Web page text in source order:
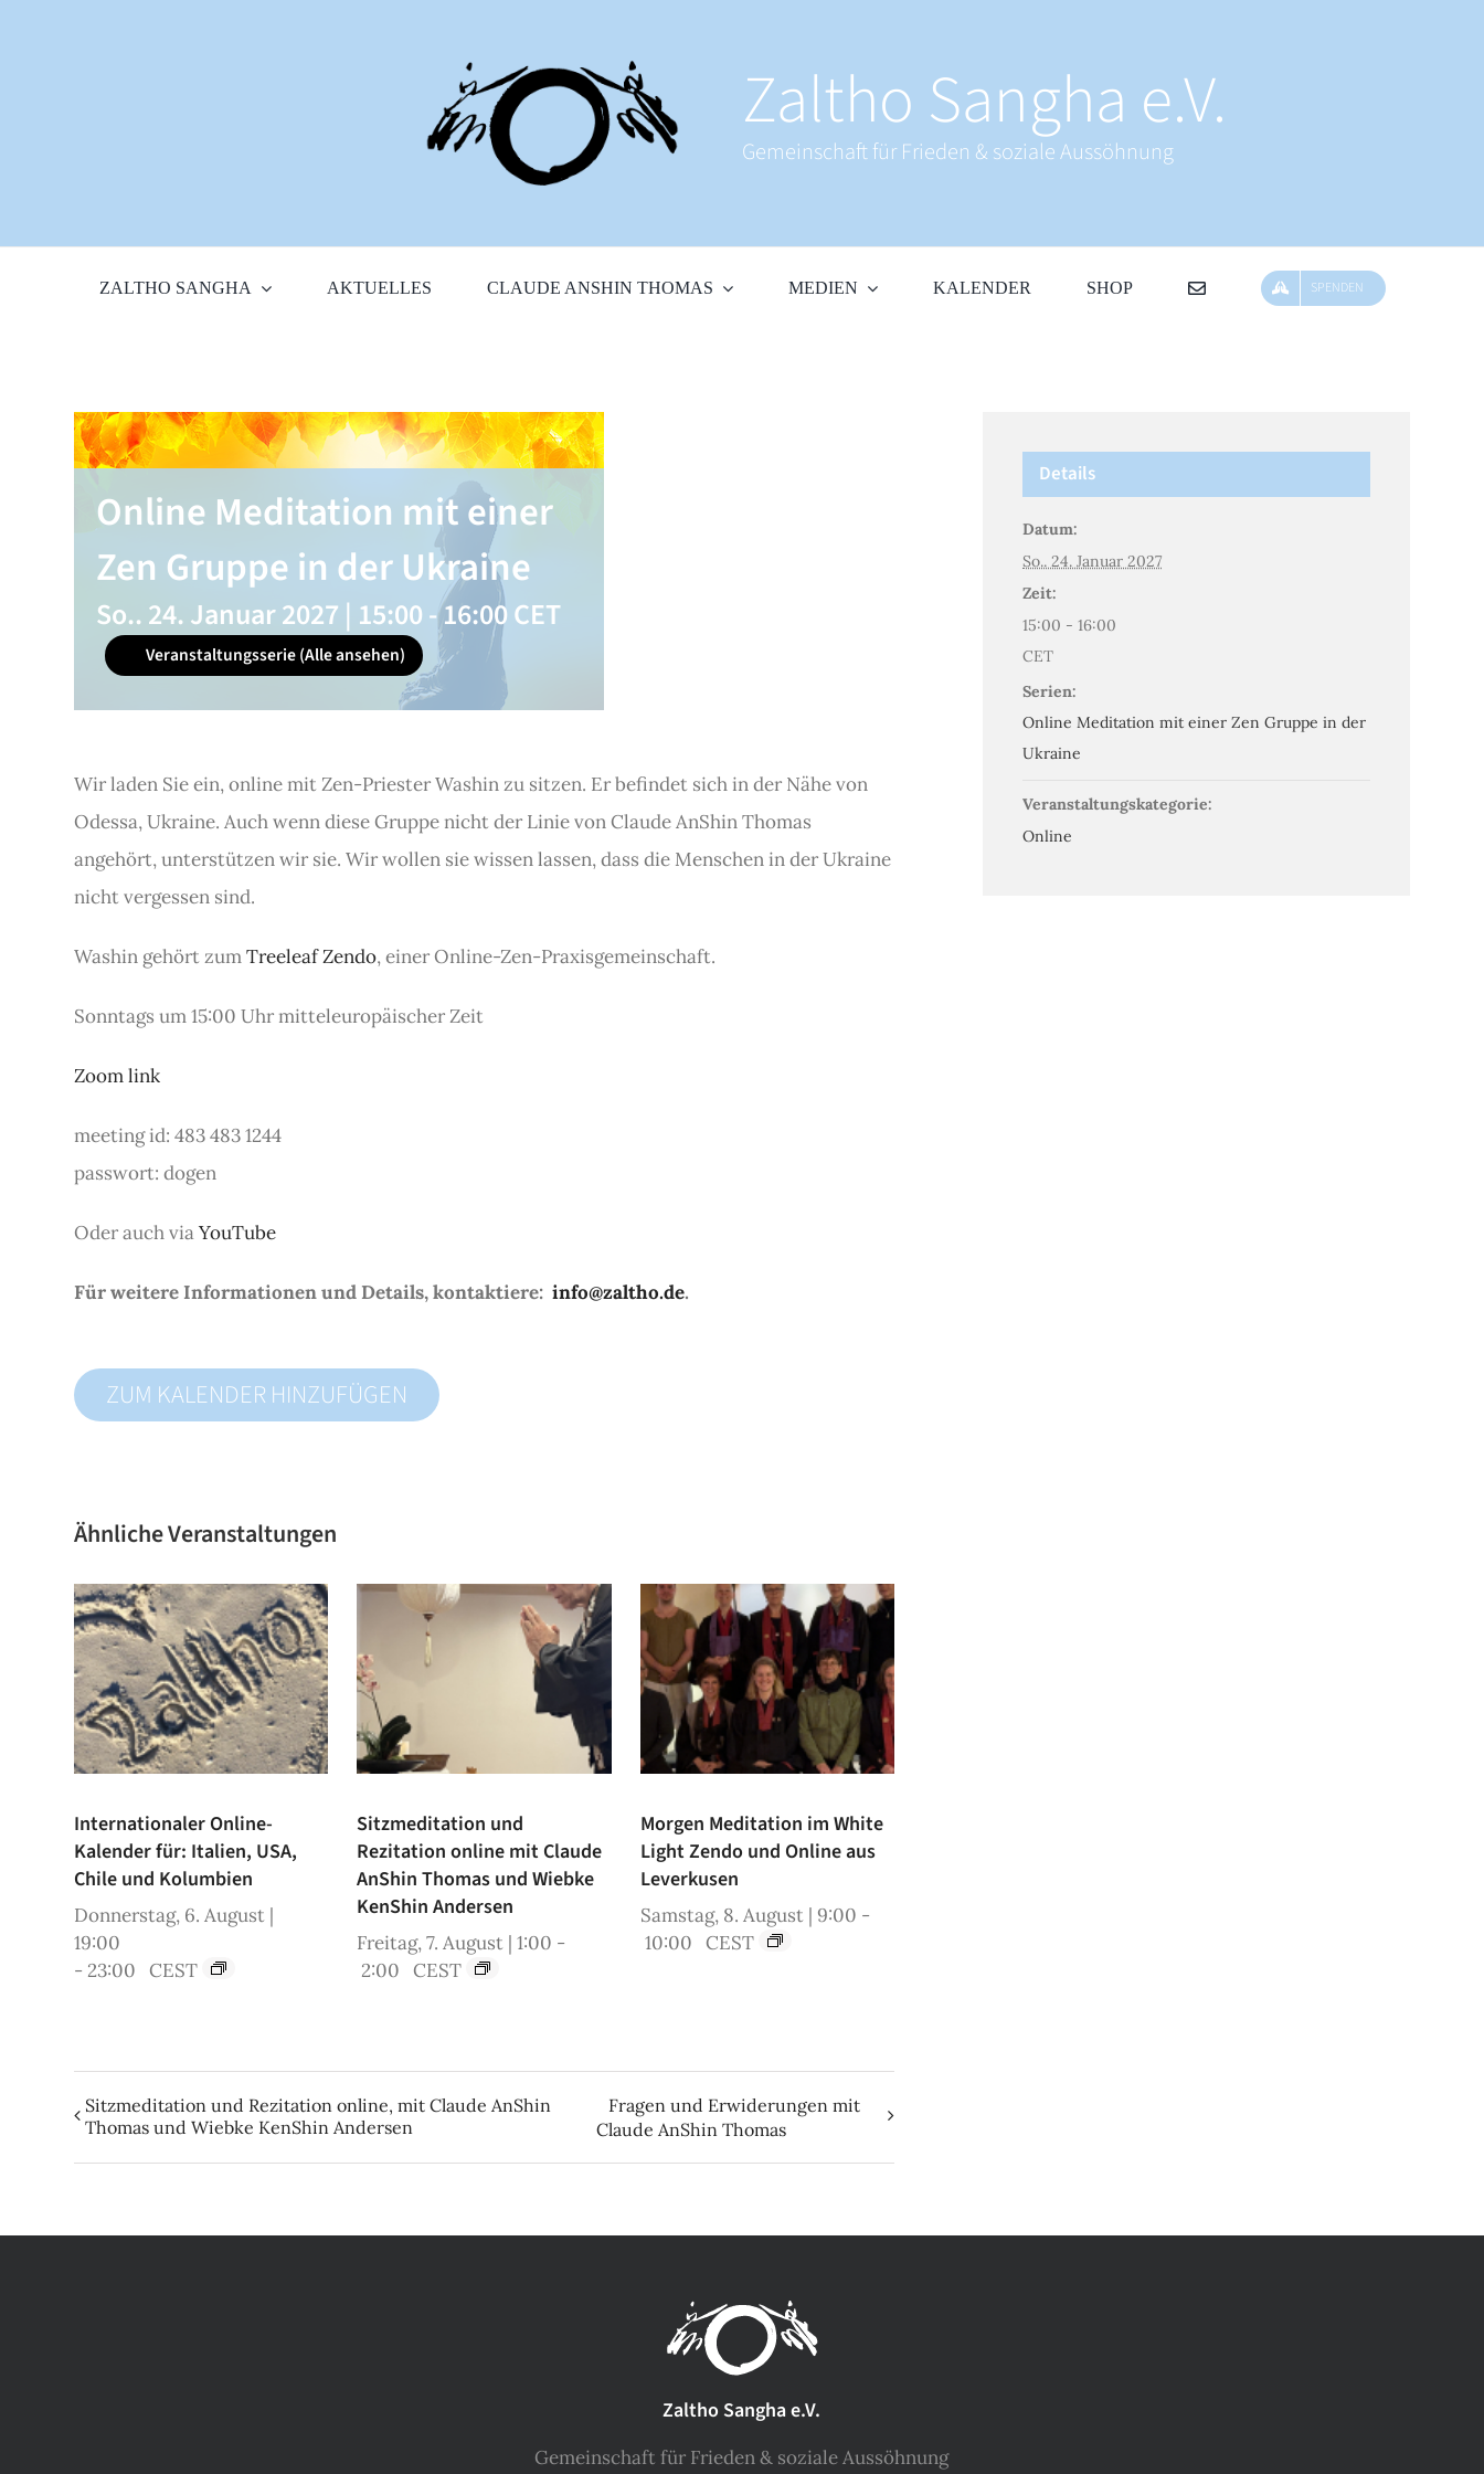
Zaltho Sangha e.V.
Gemeinschaft für Frieden & soziale Aussöhnung
ZALTHO SANGHA AKTUELLES CLAUDE ANSHIN THOMAS MEDIEN KALENDER SHOP SPENDEN
Online Meditation mit einer
Zen Gruppe in der Ukraine
So.. 24. Januar 2027 | 15:00-16:00CET
Veranstaltungsserie(Alle ansehen)
Wir laden Sie ein, online mit Zen-Priester Washin zu sitzen. Er befindet sich in der Nähe von
Odessa, Ukraine. Auch wenn diese Gruppe nicht der Linie von Claude AnShin Thomas
angehört, unterstützen wir sie. Wir wollen sie wissen lassen, dass die Menschen in der Ukraine
nicht vergessen sind.
Washin gehört zumTreeleaf Zendo, einer Online-Zen-Praxisgemeinschaft.
Sonntags um 15:00 Uhr mitteleuropäischer Zeit
Zoom link
meeting id: 483 483 1244
passwort: dogen
Oder auch viaYouTube
Für weitere Informationen und Details, kontaktiere:info@zaltho.de.
ZUM KALENDER HINZUFÜGEN
Ähnliche Veranstaltungen
Internationaler Online-
Kalender für: Italien, USA,
Chile und Kolumbien
Donnerstag, 6. August |
19:00
-23:00 CEST
Sitzmeditation und
Rezitation online mit Claude
AnShin Thomas und Wiebke
KenShin Andersen
Freitag, 7. August | 1:00 -
2:00
CEST
Morgen Meditation im White
Light Zendo und Online aus
Leverkusen
Samstag, 8. August | 9:00 -
10:00 CEST
Sitzmeditation und Rezitation online, mit Claude AnShin
Thomas und Wiebke KenShin Andersen
Fragen und Erwiderungen mit
Claude AnShin Thomas
Details
Datum:
So.. 24. Januar 2027
Zeit:
15:00 - 16:00
CET
Serien:
Online Meditation mit einer Zen Gruppe in der
Ukraine
Veranstaltungskategorie:
Online
Zaltho Sangha e.V.
Gemeinschaft für Frieden & soziale Aussöhnung